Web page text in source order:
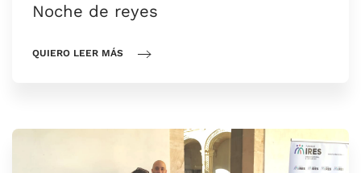
Noche de reyes
QUIERO LEER MÁS